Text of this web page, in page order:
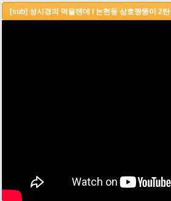
[sub] 성시경의 먹을텐데 l 논현동 삼호짱뚱이 2탄